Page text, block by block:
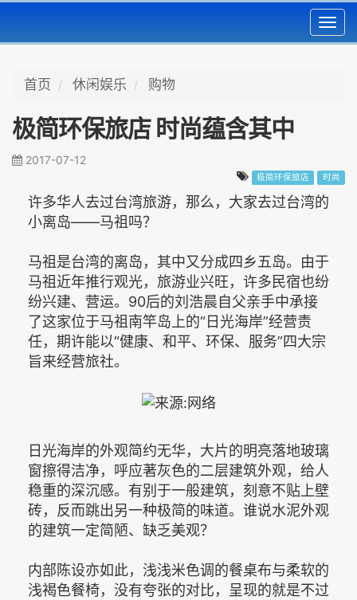
首页 休闲娱乐 购物
极简环保旅店 时尚蕴含其中
2017-07-12
极简环保旅店 时尚
许多华人去过台湾旅游，那么，大家去过台湾的
小离岛——马祖吗？
马祖是台湾的离岛，其中又分成四乡五岛。由于
马祖近年推行观光，旅游业兴旺，许多民宿也纷
纷兴建、营运。90后的刘浩晨自父亲手中承接
了这家位于马祖南竿岛上的“日光海岸”经营责
任，期许能以“健康、和平、环保、服务”四大宗
旨来经营旅社。
日光海岸的外观简约无华，大片的明亮落地玻璃
窗擦得洁净，呼应著灰色的二层建筑外观，给人
稳重的深沉感。有别于一般建筑，刻意不贴上壁
砖，反而跳出另一种极简的味道。谁说水泥外观
的建筑一定简陋、缺乏美观？
内部陈设亦如此，浅浅米色调的餐桌布与柔软的
浅褐色餐椅，没有夸张的对比，呈现的就是不过